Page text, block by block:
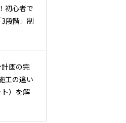
初心者で
段階」制
画の完
工の違い
ト）を解